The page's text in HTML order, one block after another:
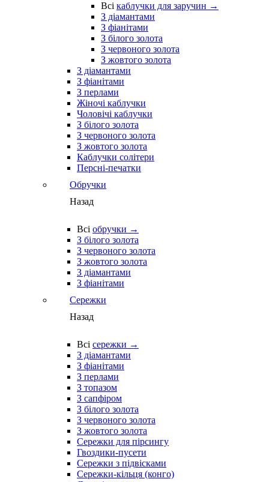
Всі каблучки для заручин →
З діамантами
З фіанітами
З білого золота
З червоного золота
З жовтого золота
З діамантами
З фіанітами
З перлами
Жіночі каблучки
Чоловічі каблучки
З білого золота
З червоного золота
З жовтого золота
Каблучки солітери
Персні-печатки
Обручки
Назад
Всі обручки →
З білого золота
З червоного золота
З жовтого золота
З діамантами
З фіанітами
Сережки
Назад
Всі сережки →
З діамантами
З фіанітами
З перлами
З топазом
З сапфіром
З білого золота
З червоного золота
З жовтого золота
Сережки для пірсингу
Гвоздики-пусети
Сережки з підвісками
Сережки-кільця (конго)